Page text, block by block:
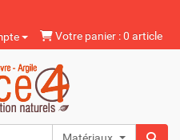
Votre panier : 0 article